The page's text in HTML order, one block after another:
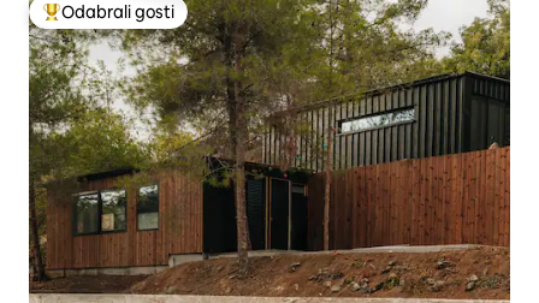
Među najviše rangiranima s oznakom „Odabrali gosti”
Odabrali gosti